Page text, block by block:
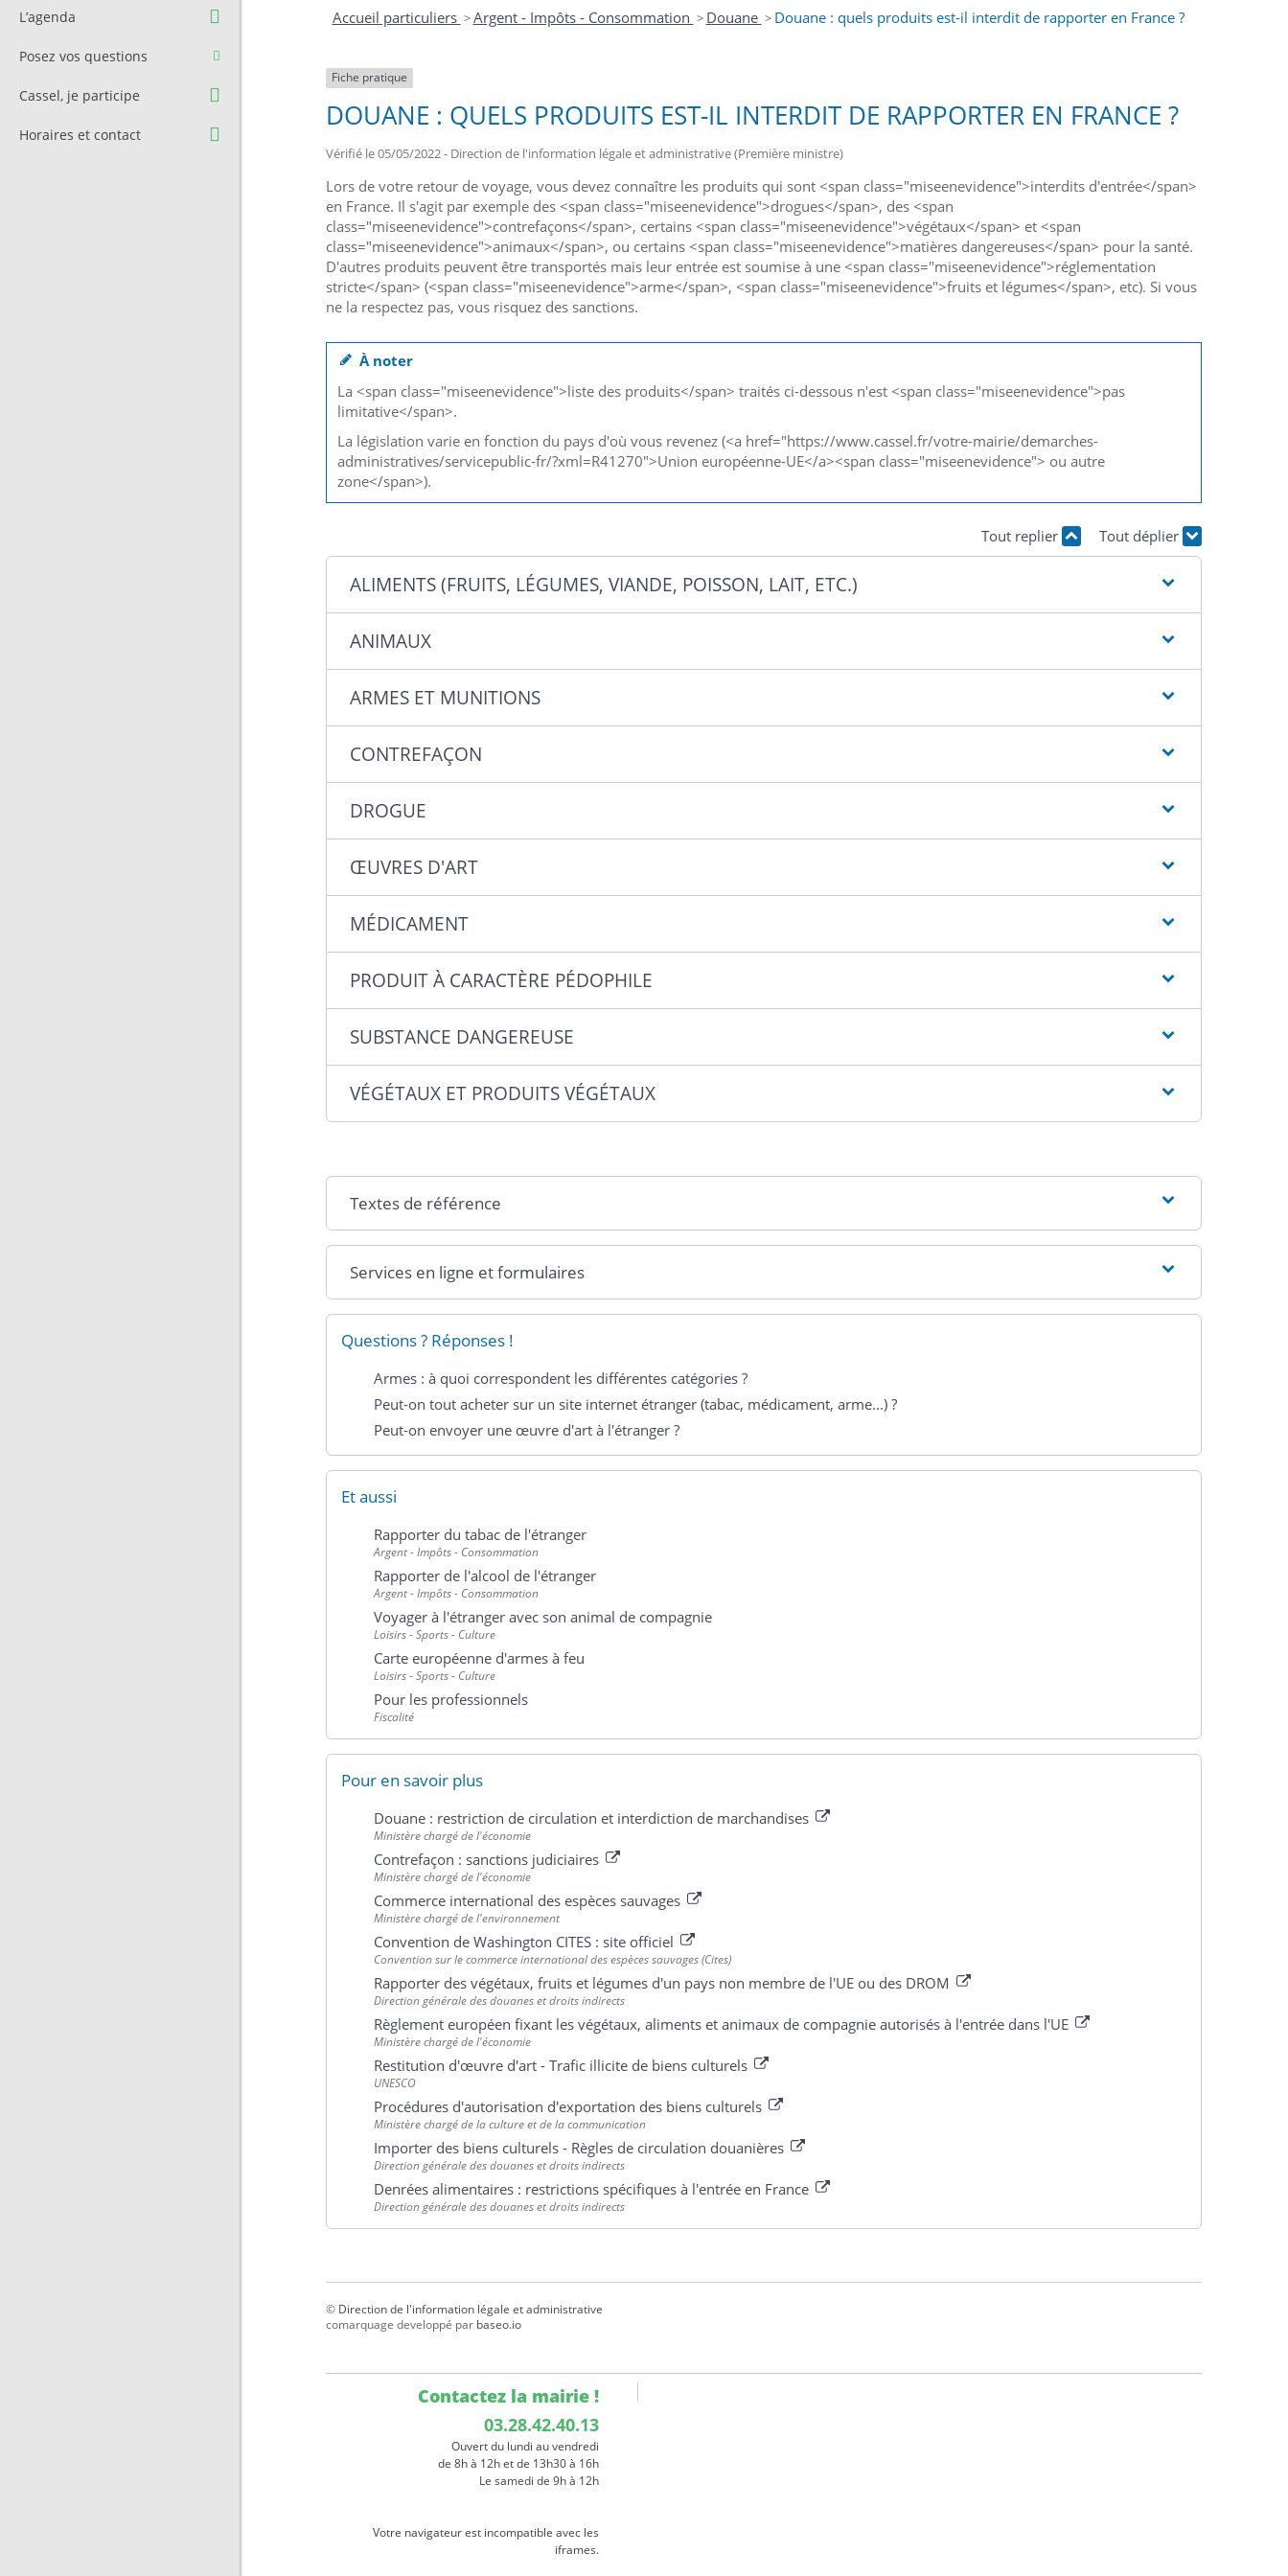
municipale
Contact et Accès
Cimetière
L’agenda
Posez vos questions
Cassel, je participe
Horaires et contact
Accueil particuliers >Argent - Impôts - Consommation > Douane > Douane : quels produits est-il interdit de rapporter en France ?
Fiche pratique
DOUANE : QUELS PRODUITS EST-IL INTERDIT DE RAPPORTER EN FRANCE ?
Vérifié le 05/05/2022 - Direction de l'information légale et administrative (Première ministre)
Lors de votre retour de voyage, vous devez connaître les produits qui sont <span class="miseenevidence">interdits d'entrée</span>
en France. Il s'agit par exemple des <span class="miseenevidence">drogues</span>, des <span
class="miseenevidence">contrefaçons</span>, certains <span class="miseenevidence">végétaux</span> et <span
class="miseenevidence">animaux</span>, ou certains <span class="miseenevidence">matières dangereuses</span> pour la santé.
D'autres produits peuvent être transportés mais leur entrée est soumise à une <span class="miseenevidence">réglementation
stricte</span> (<span class="miseenevidence">arme</span>, <span class="miseenevidence">fruits et légumes</span>, etc). Si vous
ne la respectez pas, vous risquez des sanctions.
À noter
La <span class="miseenevidence">liste des produits</span> traités ci-dessous n'est <span class="miseenevidence">pas
limitative</span>.
La législation varie en fonction du pays d'où vous revenez (<a href="https://www.cassel.fr/votre-mairie/demarches-
administratives/servicepublic-fr/?xml=R41270">Union européenne-UE</a><span class="miseenevidence"> ou autre
zone</span>).
Tout replier Tout déplier
ALIMENTS (FRUITS, LÉGUMES, VIANDE, POISSON, LAIT, ETC.)
ANIMAUX
ARMES ET MUNITIONS
CONTREFAÇON
DROGUE
ŒUVRES D'ART
MÉDICAMENT
PRODUIT À CARACTÈRE PÉDOPHILE
SUBSTANCE DANGEREUSE
VÉGÉTAUX ET PRODUITS VÉGÉTAUX
Textes de référence
Services en ligne et formulaires
Questions ? Réponses !
Armes : à quoi correspondent les différentes catégories ?
Peut-on tout acheter sur un site internet étranger (tabac, médicament, arme...) ?
Peut-on envoyer une œuvre d'art à l'étranger ?
Et aussi
Rapporter du tabac de l'étranger
Argent - Impôts - Consommation
Rapporter de l'alcool de l'étranger
Argent - Impôts - Consommation
Voyager à l'étranger avec son animal de compagnie
Loisirs - Sports - Culture
Carte européenne d'armes à feu
Loisirs - Sports - Culture
Pour les professionnels
Fiscalité
Pour en savoir plus
Douane : restriction de circulation et interdiction de marchandises
Ministère chargé de l'économie
Contrefaçon : sanctions judiciaires
Ministère chargé de l'économie
Commerce international des espèces sauvages
Ministère chargé de l'environnement
Convention de Washington CITES : site officiel
Convention sur le commerce international des espèces sauvages (Cites)
Rapporter des végétaux, fruits et légumes d'un pays non membre de l'UE ou des DROM
Direction générale des douanes et droits indirects
Règlement européen fixant les végétaux, aliments et animaux de compagnie autorisés à l'entrée dans l'UE
Ministère chargé de l'économie
Restitution d'œuvre d'art - Trafic illicite de biens culturels
UNESCO
Procédures d'autorisation d'exportation des biens culturels
Ministère chargé de la culture et de la communication
Importer des biens culturels - Règles de circulation douanières
Direction générale des douanes et droits indirects
Denrées alimentaires : restrictions spécifiques à l'entrée en France
Direction générale des douanes et droits indirects
© Direction de l'information légale et administrative
comarquage developpé par baseo.io
Contactez la mairie !
03.28.42.40.13
Ouvert du lundi au vendredi
de 8h à 12h et de 13h30 à 16h
Le samedi de 9h à 12h
Votre navigateur est incompatible avec les
iframes.